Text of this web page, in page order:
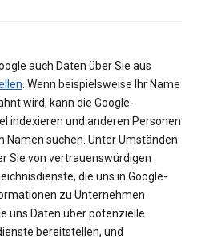
auch Daten über Sie aus
. Wenn beispielsweise Ihr Name
wird, kann die Google-
indexieren und anderen Personen
Namen suchen. Unter Umständen
Sie von vertrauenswürdigen
die uns in Google-
zu Unternehmen
uns Daten über potenzielle
bereitstellen, und